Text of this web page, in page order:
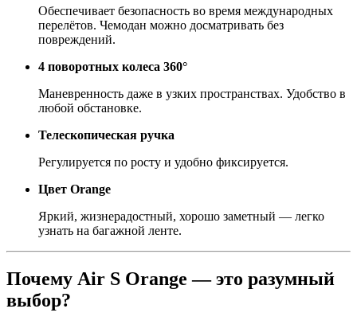
Обеспечивает безопасность во время международных
перелётов. Чемодан можно досматривать без
повреждений.
4 поворотных колеса 360°
Маневренность даже в узких пространствах. Удобство в
любой обстановке.
Телескопическая ручка
Регулируется по росту и удобно фиксируется.
Цвет Orange
Яркий, жизнерадостный, хорошо заметный — легко
узнать на багажной ленте.
Почему Air S Orange — это разумный
выбор?